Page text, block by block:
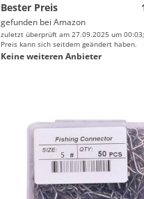
Bester Preis
gefunden bei Amazon
zuletzt überprüft am 27.09.2025 um
Preis kann sich seitdem geändert haben.
Keine weiteren Anbieter